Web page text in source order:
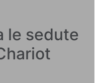
le sedute